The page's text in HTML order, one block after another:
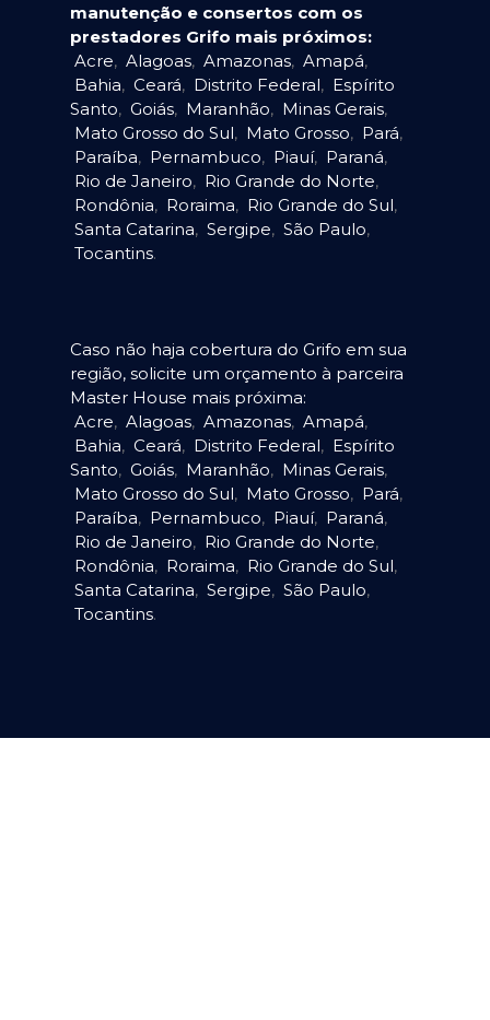
manutenção e consertos com os
prestadores Grifo mais próximos:
Acre, Alagoas, Amazonas, Amapá,
Bahia, Ceará, Distrito Federal, Espírito
Santo, Goiás, Maranhão, Minas Gerais,
Mato Grosso do Sul, Mato Grosso, Pará,
Paraíba, Pernambuco, Piauí, Paraná,
Rio de Janeiro, Rio Grande do Norte,
Rondônia, Roraima, Rio Grande do Sul,
Santa Catarina, Sergipe, São Paulo,
Tocantins.
Caso não haja cobertura do Grifo em sua
região, solicite um orçamento à parceira
Master House mais próxima:
Acre, Alagoas, Amazonas, Amapá,
Bahia, Ceará, Distrito Federal, Espírito
Santo, Goiás, Maranhão, Minas Gerais,
Mato Grosso do Sul, Mato Grosso, Pará,
Paraíba, Pernambuco, Piauí, Paraná,
Rio de Janeiro, Rio Grande do Norte,
Rondônia, Roraima, Rio Grande do Sul,
Santa Catarina, Sergipe, São Paulo,
Tocantins.